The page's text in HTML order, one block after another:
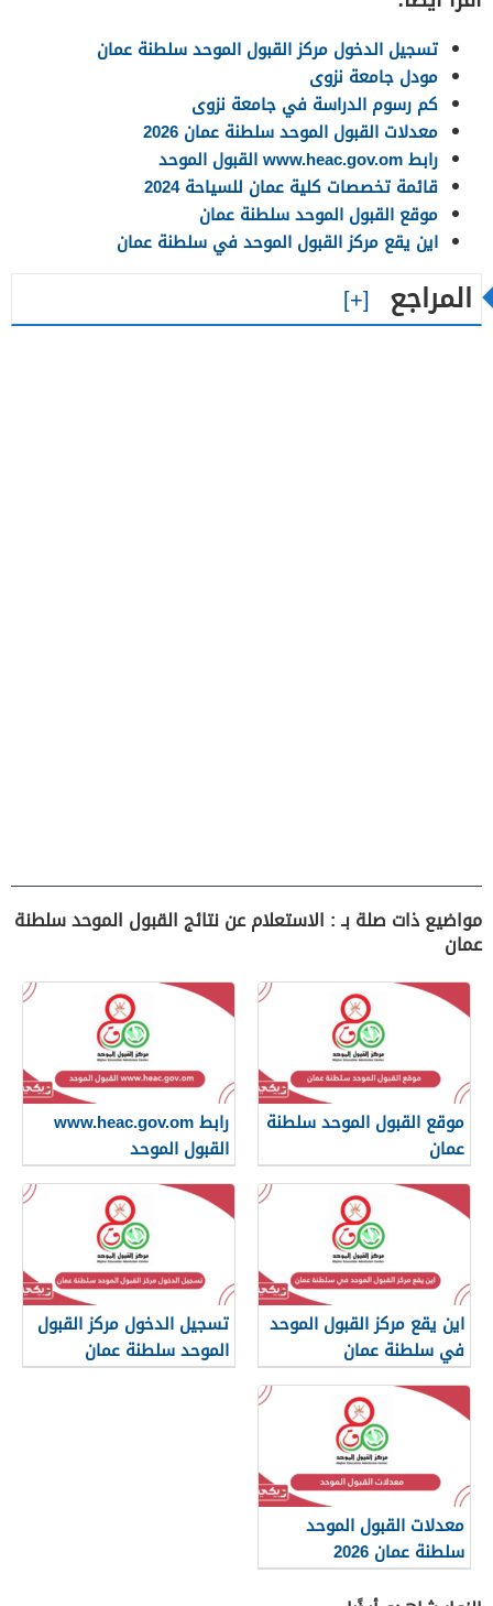
تسجيل الدخول مركز القبول الموحد سلطنة عمان
مودل جامعة نزوى
كم رسوم الدراسة في جامعة نزوى
معدلات القبول الموحد سلطنة عمان 2026
رابط www.heac.gov.om القبول الموحد
قائمة تخصصات كلية عمان للسياحة 2024
موقع القبول الموحد سلطنة عمان
اين يقع مركز القبول الموحد في سلطنة عمان
المراجع
مواضيع ذات صلة بـ : الاستعلام عن نتائج القبول الموحد سلطنة
عمان
موقع القبول الموحد سلطنة
عمان
رابط www.heac.gov.om
القبول الموحد
اين يقع مركز القبول الموحد
في سلطنة عمان
تسجيل الدخول مركز القبول
الموحد سلطنة عمان
معدلات القبول الموحد
سلطنة عمان 2026